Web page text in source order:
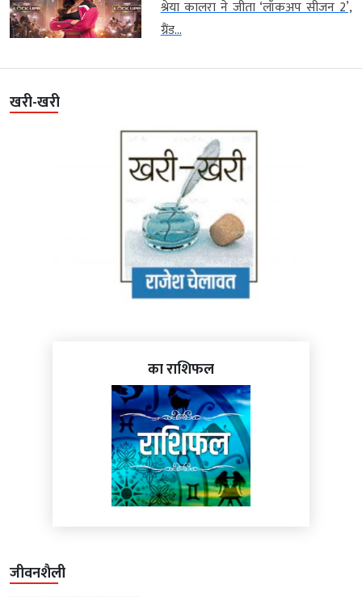
श्रेया कालरा ने जीता ‘लॉकअप सीजन 2’,
ग्रैंड...
खरी-खरी
का राशिफल
जीवनशैली